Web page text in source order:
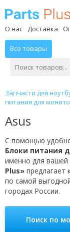
О нас Доставка
Все товары
Запчасти для
питания для
Asus
С помощью
Блоки питания
именно для вашей
Plus» предлагает
по самой
городах России.
Поиск по